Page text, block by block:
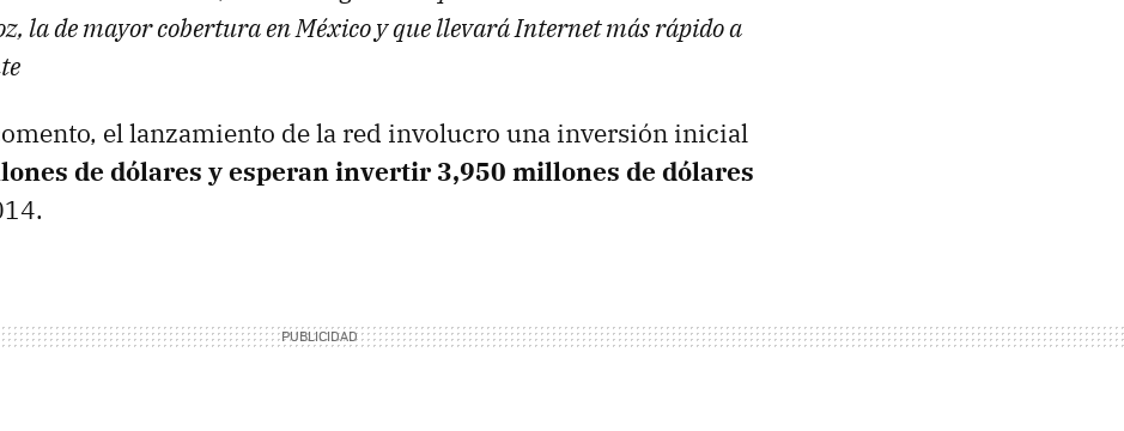
la de mayor cobertura en México y que llevará Internet más rápido a
el lanzamiento de la red involucro una inversión inicial
de dólares y esperan invertir 3,950 millones de dólares